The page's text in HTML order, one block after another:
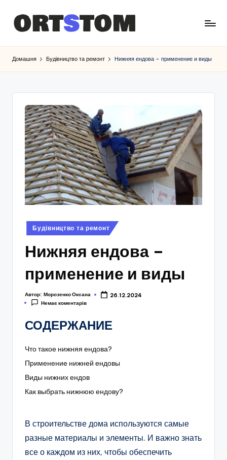
Домашня Будівництво та ремонт Нижняя ендова – применение и виды
Опубліковано
у
Будівництво та ремонт
Нижняя ендова –
применение и виды
Автор: Морозенко Оксана
26.12.2024
Немає коментарів
СОДЕРЖАНИЕ
Что такое нижняя ендова?
Применение нижней ендовы
Виды нижних ендов
Как выбрать нижнюю ендову?
В строительстве дома используются самые
разные материалы и элементы. И важно знать
все о каждом из них, чтобы обеспечить